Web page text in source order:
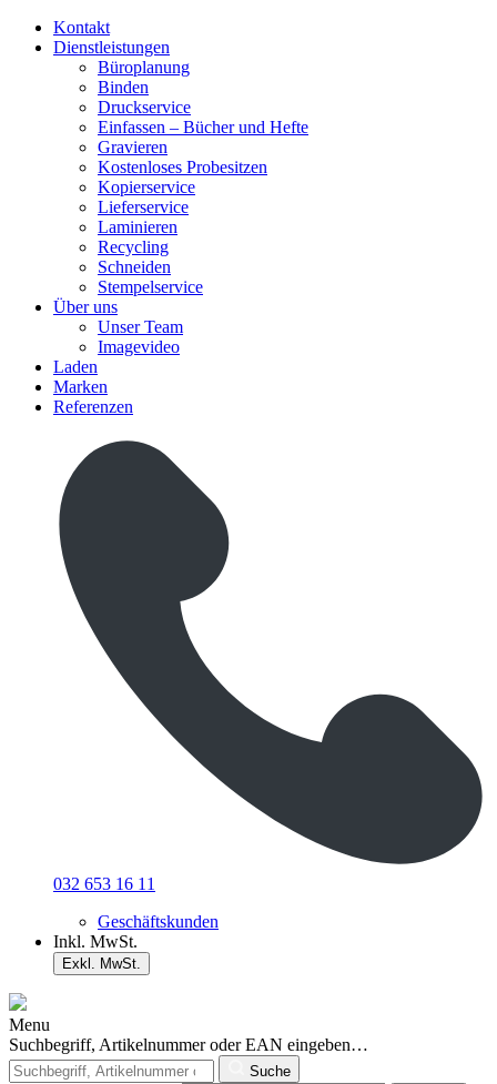
Kontakt
Dienstleistungen
Büroplanung
Binden
Druckservice
Einfassen – Bücher und Hefte
Gravieren
Kostenloses Probesitzen
Kopierservice
Lieferservice
Laminieren
Recycling
Schneiden
Stempelservice
Über uns
Unser Team
Imagevideo
Laden
Marken
Referenzen
032 653 16 11
Geschäftskunden
Inkl. MwSt.
Exkl. MwSt.
Menu
Suchbegriff, Artikelnummer oder EAN eingeben…
Suche